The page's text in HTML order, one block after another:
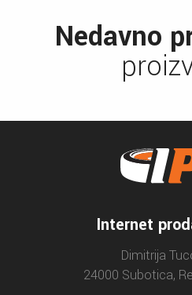
Nedavno
Internet
Dimitrija
24000 Subotica,